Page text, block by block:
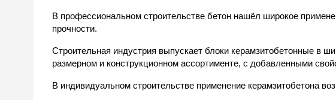
В профессиональном строительстве бетон нашёл широкое
прочности.
Строительная индустрия выпускает блоки керамзитобетонные в
размерном и конструкционном ассортименте, с добавленными
В индивидуальном строительстве применение керамзитобетона